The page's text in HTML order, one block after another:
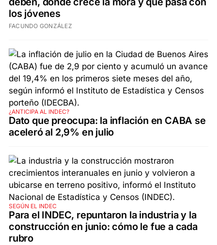
los jóvenes
FACUNDO GONZÁLEZ
¿ANTICIPA AL INDEC?
Dato que preocupa: la inflación en CABA se
aceleró al 2,9% en julio
SEGÚN EL INDEC
Para el INDEC, repuntaron la industria y la
construcción en junio: cómo le fue a cada
rubro